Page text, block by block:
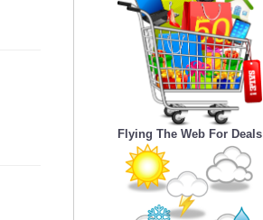
Flying The Web For Deals